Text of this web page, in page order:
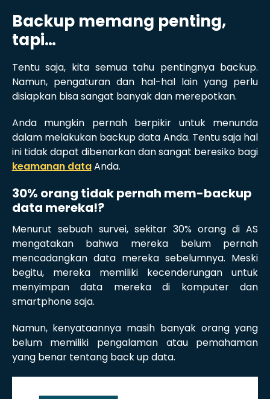
Backup memang penting,
tapi…
Tentu saja, kita semua tahu pentingnya backup.
Namun, pengaturan dan hal-hal lain yang perlu
disiapkan bisa sangat banyak dan merepotkan.
Anda mungkin pernah berpikir untuk menunda
dalam melakukan backup data Anda. Tentu saja hal
ini tidak dapat dibenarkan dan sangat beresiko bagi
keamanan dataAnda.
30% orang tidak pernah mem-backup
data mereka!?
Menurut sebuah survei, sekitar 30% orang di AS
mengatakan bahwa mereka belum pernah
mencadangkan data mereka sebelumnya. Meski
begitu, mereka memiliki kecenderungan untuk
menyimpan data mereka di komputer dan
smartphone saja.
Namun, kenyataannya masih banyak orang yang
belum memiliki pengalaman atau pemahaman
yang benar tentang back up data.